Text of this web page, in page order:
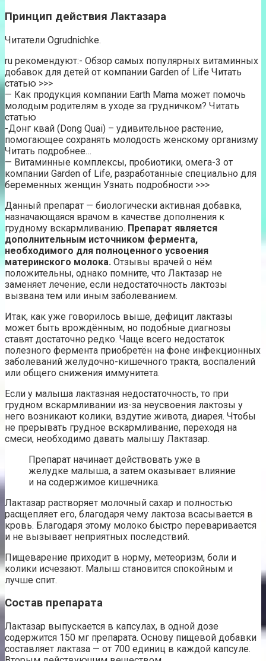
Принцип действия Лактазара
Читатели Ogrudnichke.
ru рекомендуют:- Обзор самых популярных витаминных
добавок для детей от компании Garden of Life Читать
статью >>>
— Как продукция компании Earth Mama может помочь
молодым родителям в уходе за грудничком? Читать
статью
-Донг квай (Dong Quai) – удивительное растение,
помогающее сохранять молодость женскому организму
Читать подробнее…
— Витаминные комплексы, пробиотики, омега-3 от
компании Garden of Life, разработанные специально для
беременных женщин Узнать подробности >>>
Данный препарат — биологически активная добавка,
назначающаяся врачом в качестве дополнения к
грудному вскармливанию. Препарат является
дополнительным источником фермента,
необходимого для полноценного усвоения
материнского молока. Отзывы врачей о нём
положительны, однако помните, что Лактазар не
заменяет лечение, если недостаточность лактозы
вызвана тем или иным заболеванием.
Итак, как уже говорилось выше, дефицит лактазы
может быть врождённым, но подобные диагнозы
ставят достаточно редко. Чаще всего недостаток
полезного фермента приобретён на фоне инфекционных
заболеваний желудочно-кишечного тракта, воспалений
или общего снижения иммунитета.
Если у малыша лактазная недостаточность, то при
грудном вскармливании из-за неусвоения лактозы у
него возникают колики, вздутие живота, диарея. Чтобы
не прерывать грудное вскармливание, переходя на
смеси, необходимо давать малышу Лактазар.
Препарат начинает действовать уже в
желудке малыша, а затем оказывает влияние
и на содержимое кишечника.
Лактазар растворяет молочный сахар и полностью
расщепляет его, благодаря чему лактоза всасывается в
кровь. Благодаря этому молоко быстро переваривается
и не вызывает неприятных последствий.
Пищеварение приходит в норму, метеоризм, боли и
колики исчезают. Малыш становится спокойным и
лучше спит.
Состав препарата
Лактазар выпускается в капсулах, в одной дозе
содержится 150 мг препарата. Основу пищевой добавки
составляет лактаза — от 700 единиц в каждой капсуле.